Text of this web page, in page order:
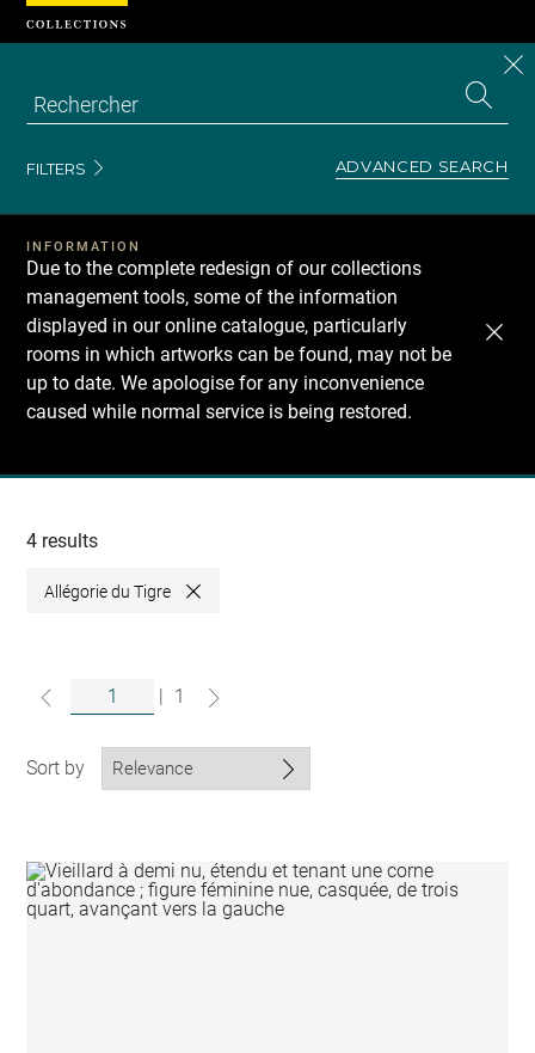
FILTERS ADVANCED SEARCH
INFORMATION
Due to the complete redesign of our collections
management tools, some of the information
displayed in our online catalogue, particularly
rooms in which artworks can be found, may not be
up to date. We apologise for any inconvenience
caused while normal service is being restored.
Recherche
collections
4 results
Allégorie du Tigre Close
1
Sort by
Cookies management panel